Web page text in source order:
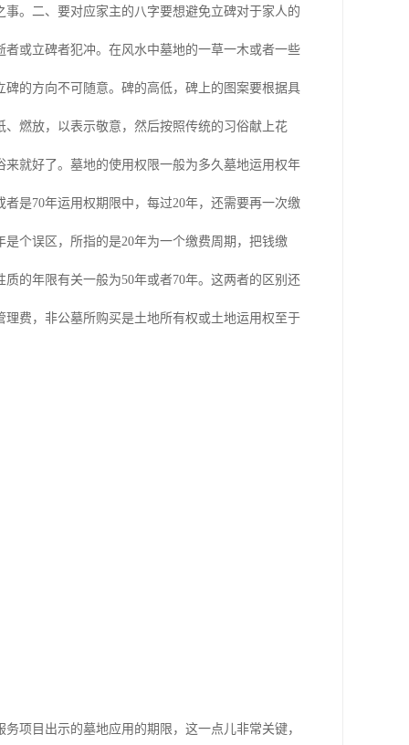
。二、要对应家主的八字要想避免立碑对于家人的
或立碑者犯冲。在风水中墓地的一草一木或者一些
的方向不可随意。碑的高低，碑上的图案要根据具
燃放，以表示敬意，然后按照传统的习俗献上花
就好了。墓地的使用权限一般为多久墓地运用权年
是70年运用权期限中，每过20年，还需要再一次缴
个误区，所指的是20年为一个缴费周期，把钱缴
的年限有关一般为50年或者70年。这两者的区别还
费，非公墓所购买是土地所有权或土地运用权至于
项目出示的墓地应用的期限，这一点儿非常关键，